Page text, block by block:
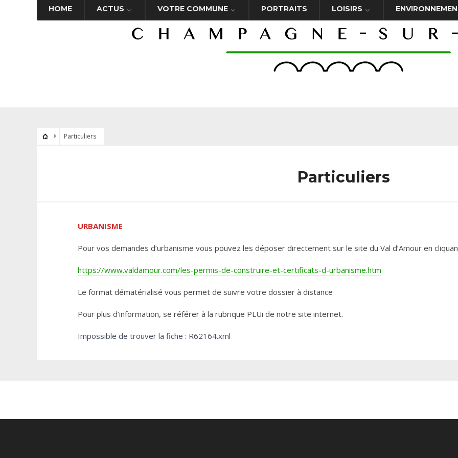
HOME ACTUS VOTRE COMMUNE PORTRAITS LOISIRS
Particuliers
Particuliers
URBANISME
Pour vos demandes d’urbanisme vous pouvez les déposer directement sur le site du Val d’Amour en
https://www.valdamour.com/les-permis-de-construire-et-certificats-d-urbanisme.htm
Le format dématérialisé vous permet de suivre votre dossier à distance
Pour plus d’information, se référer à la rubrique PLUi de notre site internet.
Impossible de trouver la fiche : R62164.xml